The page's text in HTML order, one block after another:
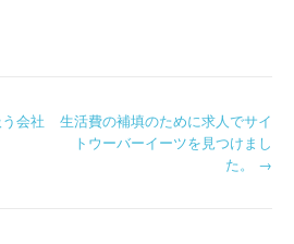
会社
生活費の補填のために求人でサイ
トウーバーイーツを見つけまし
た。 →